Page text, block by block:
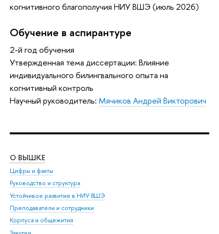
когнитивного благополучия НИУ ВШЭ (июль 2026)
Обучение в аспирантуре
2-й год обучения
Утвержденная тема диссертации: Влияние
индивидуального билингвального опыта на
когнитивный контроль
Научный руководитель: Мячиков Андрей Викторович
О ВЫШКЕ
Цифры и факты
Руководство и структура
Устойчивое развитие в НИУ ВШЭ
Преподаватели и сотрудники
Корпуса и общежития